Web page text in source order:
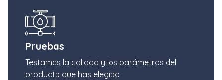
Pruebas
Testamos la calidad y los parámetros del
producto que has elegido